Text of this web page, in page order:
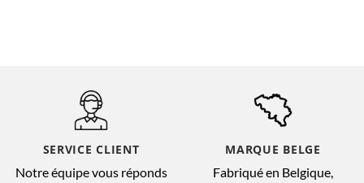
SERVICE CLIENT
Notre équipe vous réponds
MARQUE BELGE
Fabriqué en Belgique,